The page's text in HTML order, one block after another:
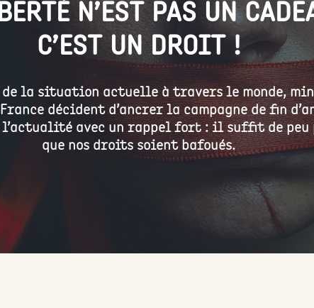
N’EST PAS UN
C’EST UN DROIT !
de la situation actuelle à travers le monde,
France décident d’ancrer la campagne de fin
l’actualité avec un rappel fort : il suffit de peu
que nos droits soient bafoués.